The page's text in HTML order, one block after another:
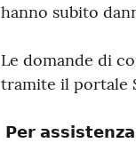
hanno subito
Le domande di
tramite il portale
𝗣𝗲𝗿